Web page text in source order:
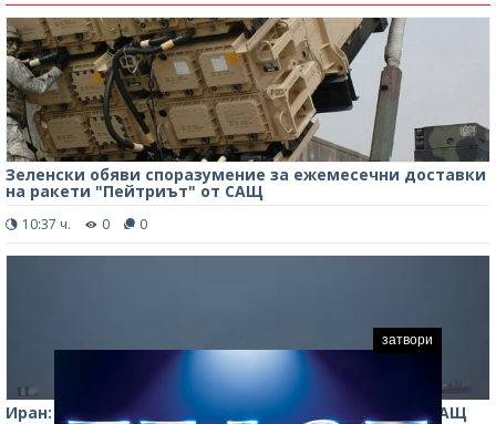
Зеленски обяви споразумение за ежемесечни доставки
на ракети "Пейтриът" от САЩ
10:37 ч. 0 0
Иран: Отварянето на Ормузкия проток зависи от САЩ
затвори